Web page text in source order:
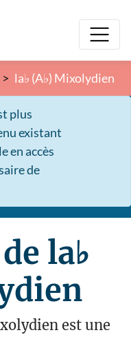
la♭ (A♭) Mixolydien
plus
existant
en accès
de
la♭
est une